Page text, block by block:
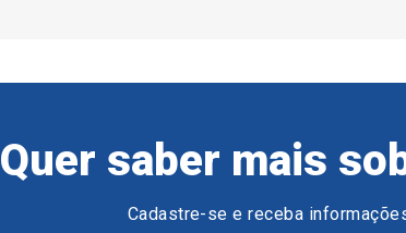
Quer saber mais
Cadastre-se e receba